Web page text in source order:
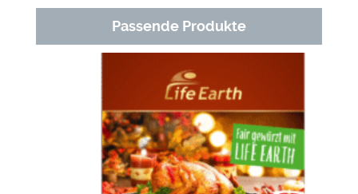
Passende Produkte